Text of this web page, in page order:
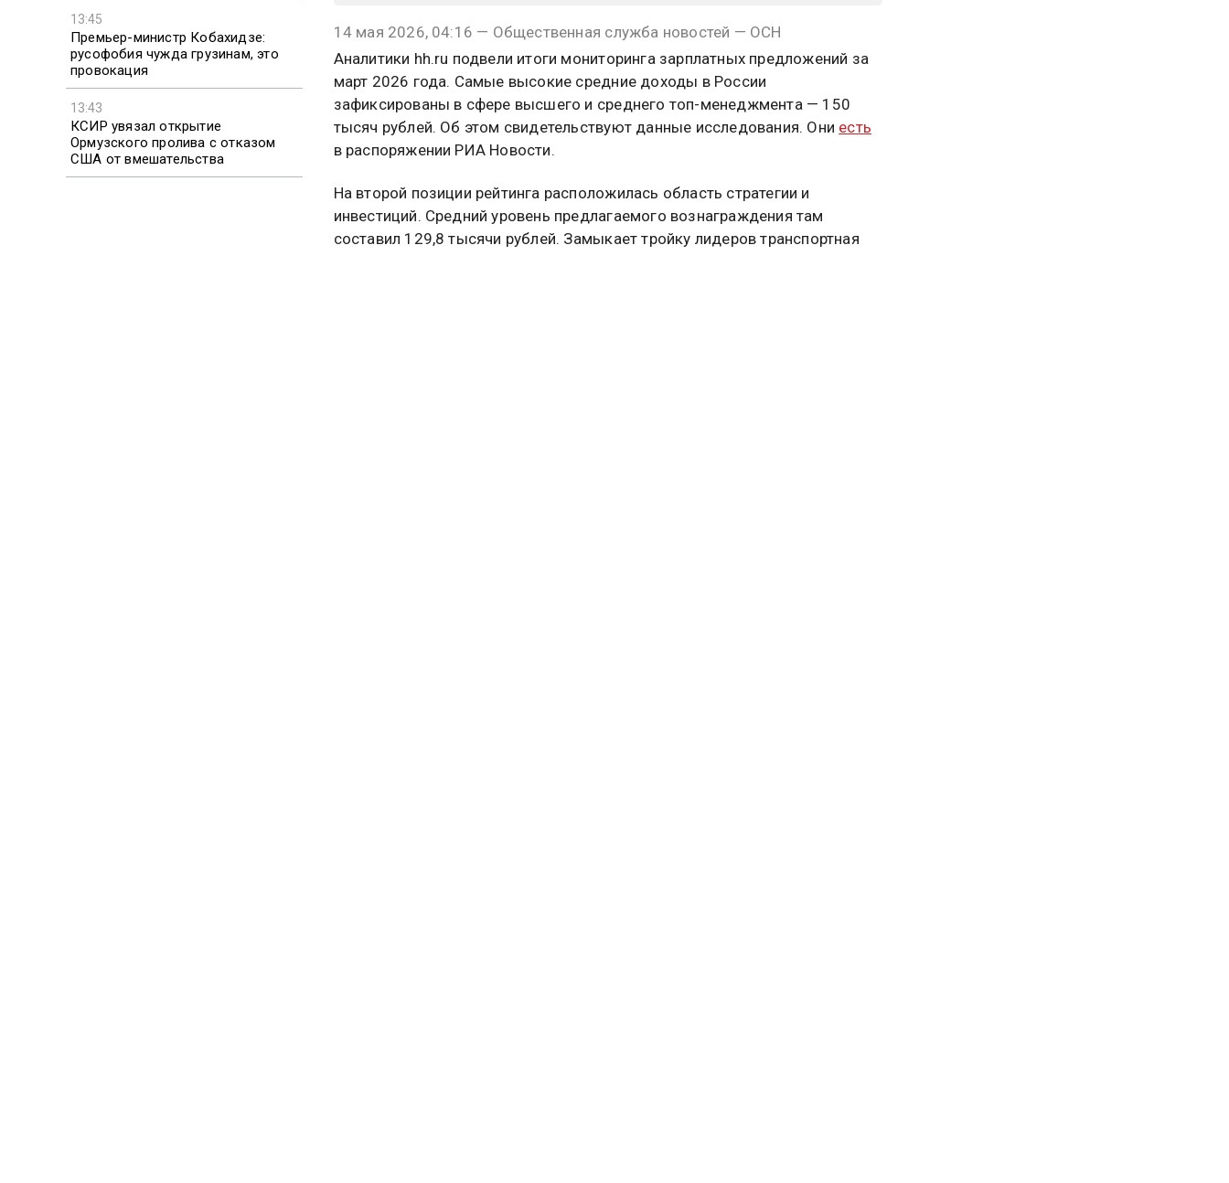
13:45
Премьер-министр Кобахидзе:
русофобия чужда грузинам, это
провокация
13:43
КСИР увязал открытие
Ормузского пролива с отказом
США от вмешательства
14 мая 2026, 04:16 — Общественная служба новостей — ОСН
Аналитики hh.ru подвели итоги мониторинга зарплатных предложений за
март 2026 года. Самые высокие средние доходы в России
зафиксированы в сфере высшего и среднего топ-менеджмента — 150
тысяч рублей. Об этом свидетельствуют данные исследования. Они есть
в распоряжении РИА Новости.
На второй позиции рейтинга расположилась область стратегии и
инвестиций. Средний уровень предлагаемого вознаграждения там
составил 129,8 тысячи рублей. Замыкает тройку лидеров транспортная